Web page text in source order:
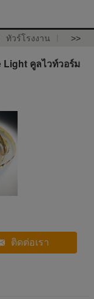
ทัวร์โรงงาน >>
Light คูลไวท์วอร์ม
ติดต่อเรา